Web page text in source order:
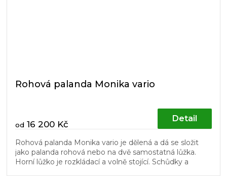
Rohová palanda Monika vario
od 16 200 Kč
Detail
Rohová palanda Monika vario je dělená a dá se složit
jako palanda rohová nebo na dvě samostatná lůžka.
Horní lůžko je rozkládací a volně stojící. Schůdky a